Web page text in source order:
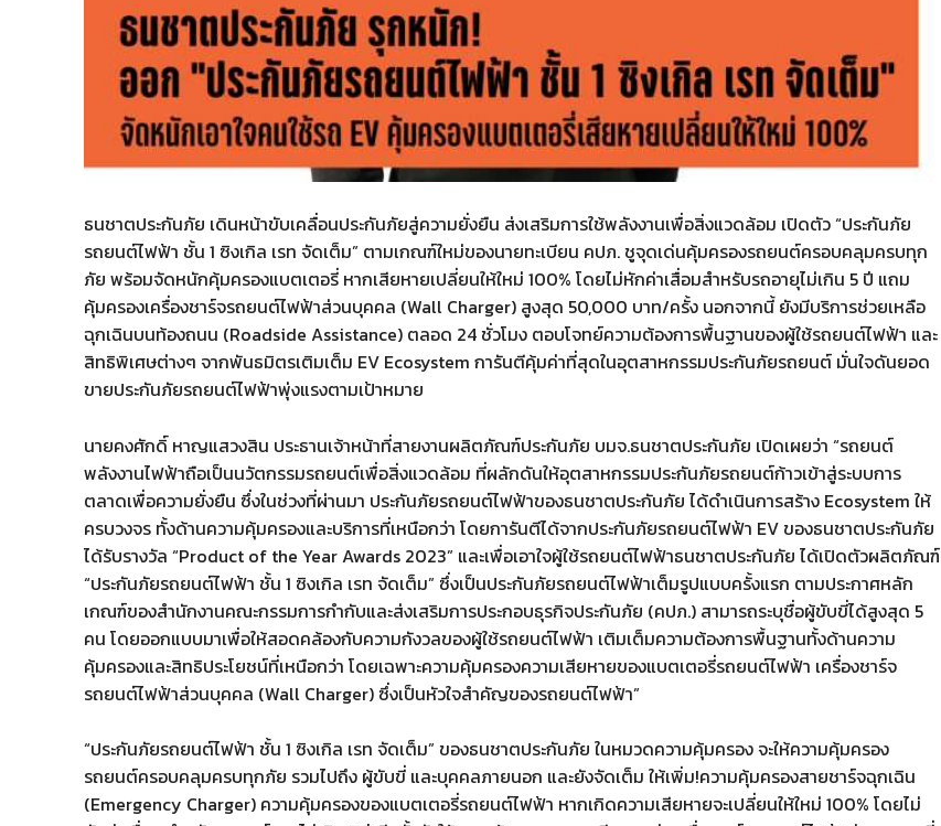
ธนชาตประกันภัย เดินหน้าขับเคลื่อนประกันภัยสู่ความยั่งยืน ส่งเสริมการใช้พลังงานเพื่อสิ่งแวดล้อม เปิดตัว “ประกันภัย
รถยนต์ไฟฟ้า ชั้น 1 ซิงเกิล เรท จัดเต็ม” ตามเกณฑ์ใหม่ของนายทะเบียน คปภ. ชูจุดเด่นคุ้มครองรถยนต์ครอบคลุมครบทุก
ภัย พร้อมจัดหนักคุ้มครองแบตเตอรี่ หากเสียหายเปลี่ยนให้ใหม่ 100% โดยไม่หักค่าเสื่อมสำหรับรถอายุไม่เกิน 5 ปี แถม
คุ้มครองเครื่องชาร์จรถยนต์ไฟฟ้าส่วนบุคคล (Wall Charger) สูงสุด 50,000 บาท/ครั้ง นอกจากนี้ ยังมีบริการช่วยเหลือ
ฉุกเฉินบนท้องถนน (Roadside Assistance) ตลอด 24 ชั่วโมง ตอบโจทย์ความต้องการพื้นฐานของผู้ใช้รถยนต์ไฟฟ้า และ
สิทธิพิเศษต่างๆ จากพันธมิตรเติมเต็ม EV Ecosystem การันตีคุ้มค่าที่สุดในอุตสาหกรรมประกันภัยรถยนต์ มั่นใจดันยอด
ขายประกันภัยรถยนต์ไฟฟ้าพุ่งแรงตามเป้าหมาย
นายคงศักดิ์ หาญแสวงสิน ประธานเจ้าหน้าที่สายงานผลิตภัณฑ์ประกันภัย บมจ.ธนชาตประกันภัย เปิดเผยว่า “รถยนต์
พลังงานไฟฟ้าถือเป็นนวัตกรรมรถยนต์เพื่อสิ่งแวดล้อม ที่ผลักดันให้อุตสาหกรรมประกันภัยรถยนต์ก้าวเข้าสู่ระบบการ
ตลาดเพื่อความยั่งยืน ซึ่งในช่วงที่ผ่านมา ประกันภัยรถยนต์ไฟฟ้าของธนชาตประกันภัย ได้ดำเนินการสร้าง Ecosystem ให้
ครบวงจร ทั้งด้านความคุ้มครองและบริการที่เหนือกว่า โดยการันตีได้จากประกันภัยรถยนต์ไฟฟ้า EV ของธนชาตประกันภัย
ได้รับรางวัล “Product of the Year Awards 2023” และเพื่อเอาใจผู้ใช้รถยนต์ไฟฟ้าธนชาตประกันภัย ได้เปิดตัวผลิตภัณฑ์
“ประกันภัยรถยนต์ไฟฟ้า ชั้น 1 ซิงเกิล เรท จัดเต็ม” ซึ่งเป็นประกันภัยรถยนต์ไฟฟ้าเต็มรูปแบบครั้งแรก ตามประกาศหลัก
เกณฑ์ของสำนักงานคณะกรรมการกำกับและส่งเสริมการประกอบธุรกิจประกันภัย (คปภ.) สามารถระบุชื่อผู้ขับขี่ได้สูงสุด 5
คน โดยออกแบบมาเพื่อให้สอดคล้องกับความกังวลของผู้ใช้รถยนต์ไฟฟ้า เติมเต็มความต้องการพื้นฐานทั้งด้านความ
คุ้มครองและสิทธิประโยชน์ที่เหนือกว่า โดยเฉพาะความคุ้มครองความเสียหายของแบตเตอรี่รถยนต์ไฟฟ้า เครื่องชาร์จ
รถยนต์ไฟฟ้าส่วนบุคคล (Wall Charger) ซึ่งเป็นหัวใจสำคัญของรถยนต์ไฟฟ้า”
“ประกันภัยรถยนต์ไฟฟ้า ชั้น 1 ซิงเกิล เรท จัดเต็ม” ของธนชาตประกันภัย ในหมวดความคุ้มครอง จะให้ความคุ้มครอง
รถยนต์ครอบคลุมครบทุกภัย รวมไปถึง ผู้ขับขี่ และบุคคลภายนอก และยังจัดเต็ม ให้เพิ่ม!ความคุ้มครองสายชาร์จฉุกเฉิน
(Emergency Charger) ความคุ้มครองของแบตเตอรี่รถยนต์ไฟฟ้า หากเกิดความเสียหายจะเปลี่ยนให้ใหม่ 100% โดยไม่